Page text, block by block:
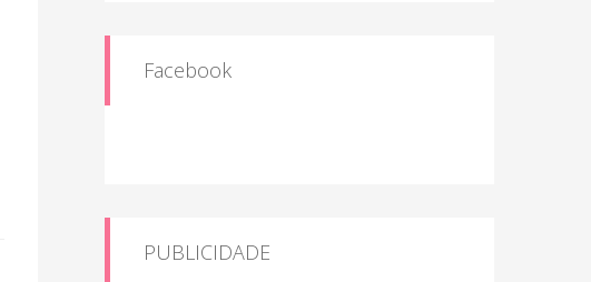
Facebook
PUBLICIDADE